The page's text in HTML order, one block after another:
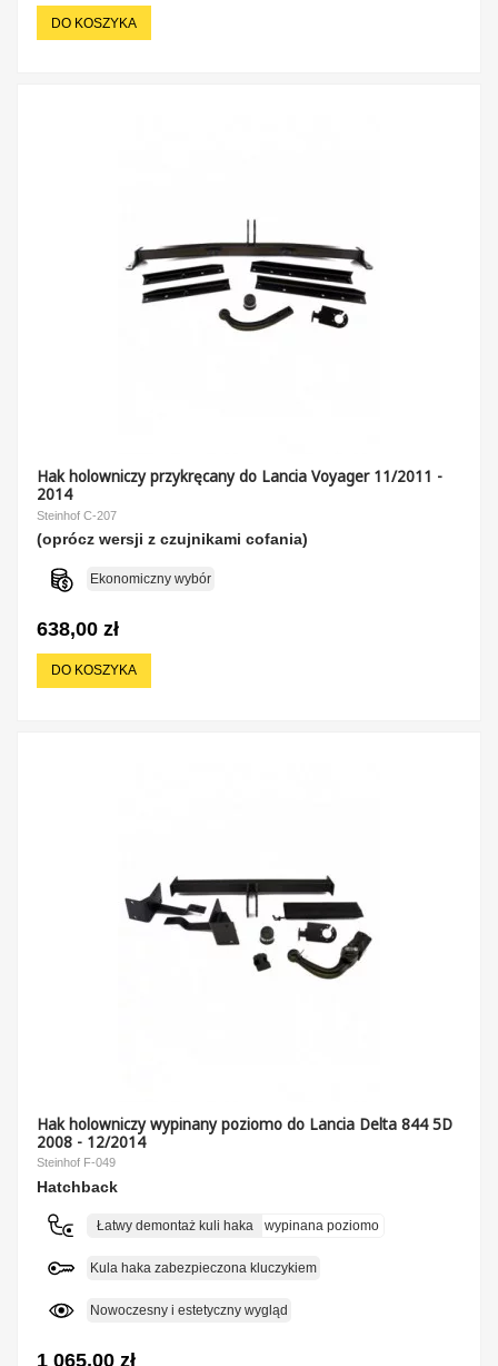
DO KOSZYKA
Hak holowniczy przykręcany do Lancia Voyager 11/2011 -
2014
Steinhof C-207
(oprócz wersji z czujnikami cofania)
Ekonomiczny wybór
638,00 zł
DO KOSZYKA
Hak holowniczy wypinany poziomo do Lancia Delta 844 5D
2008 - 12/2014
Steinhof F-049
Hatchback
Łatwy demontaż kuli haka wypinana poziomo
Kula haka zabezpieczona kluczykiem
Nowoczesny i estetyczny wygląd
1 065,00 zł